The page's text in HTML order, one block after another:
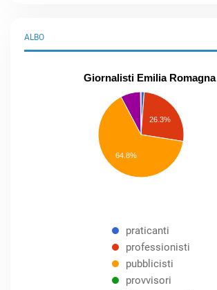
ALBO
Giornalisti Emilia Romagna
26.3%
64.8%
praticanti
professionisti
pubblicisti
provvisori